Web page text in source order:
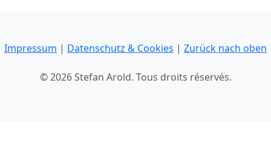
Impressum | Datenschutz & Cookies | Zurück nach oben
© 2026 Stefan Arold. Tous droits réservés.